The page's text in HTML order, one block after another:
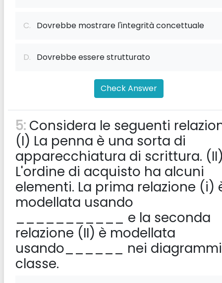
C. Dovrebbe mostrare l'integrità concettuale
D. Dovrebbe essere strutturato
Check Answer
5: Considera le seguenti
(I) La penna è una sorta di
apparecchiatura di scrittura.
L'ordine di acquisto ha alcuni
elementi. La prima relazione (i)
modellata usando
___________ e la seconda
relazione (II) è modellata
usando______ nei
classe.